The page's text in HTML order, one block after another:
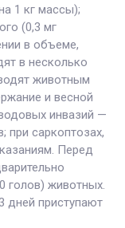
1 кг массы);
(0,3 мг
в объеме,
в несколько
животным
и весной
инвазий —
при саркоптозах,
Перед
голов) животных.
дней приступают